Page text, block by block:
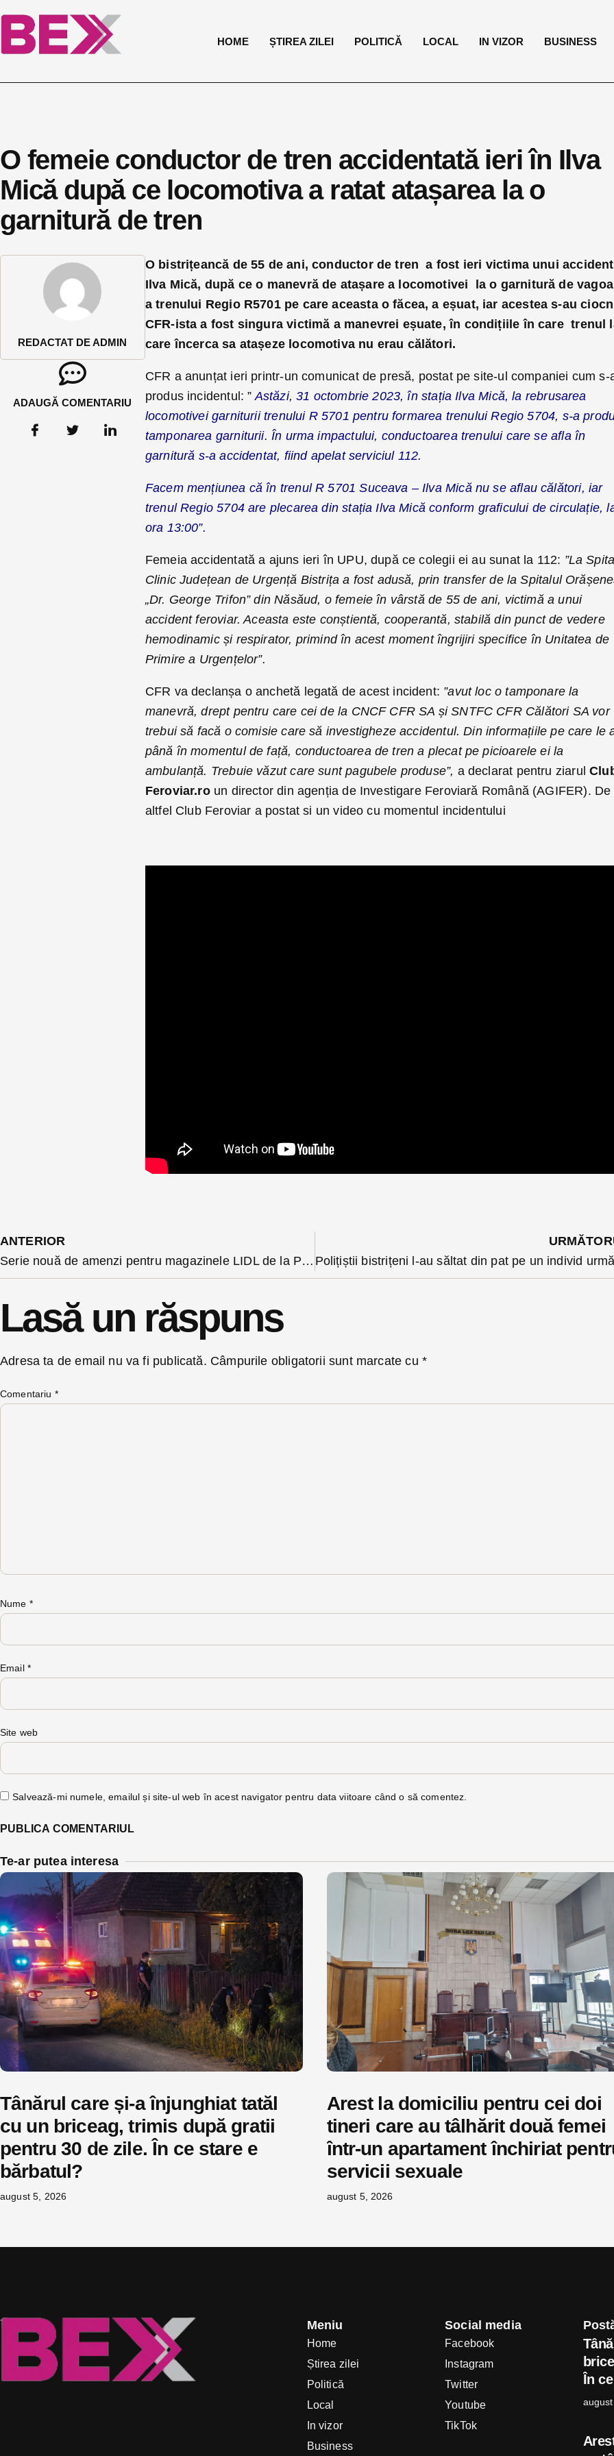
HOME ȘTIREA ZILEI POLITICĂ LOCAL IN VIZOR BUSINESS
O femeie conductor de tren accidentată ieri în Ilva
Mică după ce locomotiva a ratat atașarea la o
garnitură de tren
REDACTAT DE ADMIN
ADAUGĂ COMENTARIU
O bistrițeancă de 55 de ani, conductor de tren a fost ieri victima unui
Ilva Mică, după ce o manevră de atașare a locomotivei la o garnitură de
a trenului Regio R5701 pe care aceasta o făcea, a eșuat, iar acestea s-au
CFR-ista a fost singura victimă a manevrei eșuate, în condițiile în care trenul
care încerca sa atașeze locomotiva nu erau călători.
CFR a anunțat ieri printr-un comunicat de presă, postat pe site-ul companiei cum s-
produs incidentul: ” Astăzi, 31 octombrie 2023, în stația Ilva Mică, la rebrusarea
locomotivei garniturii trenului R 5701 pentru formarea trenului Regio 5704, s-a
tamponarea garniturii. În urma impactului, conductoarea trenului care se afla în
garnitură s-a accidentat, fiind apelat serviciul 112.
Facem mențiunea că în trenul R 5701 Suceava – Ilva Mică nu se aflau călători, iar
trenul Regio 5704 are plecarea din stația Ilva Mică conform graficului de circulație,
ora 13:00”.
Femeia accidentată a ajuns ieri în UPU, după ce colegii ei au sunat la 112: ”La
Clinic Județean de Urgență Bistrița a fost adusă, prin transfer de la Spitalul
„Dr. George Trifon” din Năsăud, o femeie în vârstă de 55 de ani, victimă a unui
accident feroviar. Aceasta este conștientă, cooperantă, stabilă din punct de vedere
hemodinamic și respirator, primind în acest moment îngrijiri specifice în Unitatea de
Primire a Urgențelor”.
CFR va declanșa o anchetă legată de acest incident: ”avut loc o tamponare la
manevră, drept pentru care cei de la CNCF CFR SA și SNTFC CFR Călători SA vor
trebui să facă o comisie care să investigheze accidentul. Din informațiile pe care le
până în momentul de față, conductoarea de tren a plecat pe picioarele ei la
ambulanță. Trebuie văzut care sunt pagubele produse”, a declarat pentru ziarul
Feroviar.roun director din agenția de Investigare Feroviară Română (AGIFER). De
altfel Club Feroviar a postat si un video cu momentul incidentului
ANTERIOR
Serie nouă de amenzi pentru magazinele LIDL de la Protecția Consumatorilor. De data asta 4 supermarketuri ”împart” amenzi de 170 de mii
Lasă un răspuns
Adresa ta de email nu va fi publicată. Câmpurile obligatorii sunt marcate cu *
Comentariu *
Nume *
Email *
Site web
Salvează-mi numele, emailul și site-ul web în acest navigator pentru data viitoare când o să comentez.
Te-ar putea interesa
Tânărul care și-a înjunghiat tatăl
cu un briceag, trimis după gratii
pentru 30 de zile. În ce stare e
bărbatul?
august 5, 2026
Arest la domiciliu pentru cei doi
tineri care au tâlhărit două femei
într-un apartament închiriat
servicii sexuale
august 5, 2026
Meniu
Home
Știrea zilei
Politică
Local
In vizor
Business
Social media
Facebook
Instagram
Twitter
Youtube
TikTok
În